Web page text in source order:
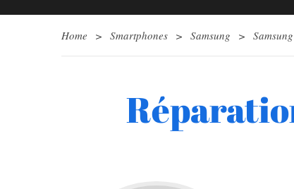
Home > Smartphones > Samsung >